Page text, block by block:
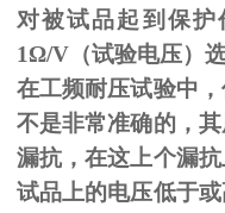
对被试品起到保
1Ω/V（试验电压）选
在工频耐压试验中，
不是非常准确的，
漏抗，在这上个漏
试品上的电压低于